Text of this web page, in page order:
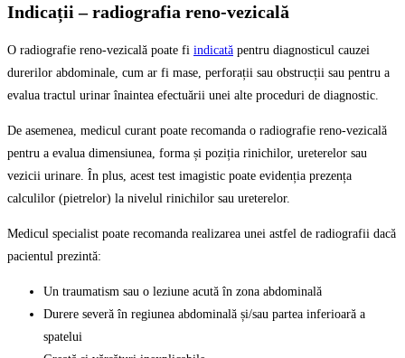
Indicații – radiografia reno-vezicală
O radiografie reno-vezicală poate fi indicată pentru diagnosticul cauzei
durerilor abdominale, cum ar fi mase, perforații sau obstrucții sau pentru a
evalua tractul urinar înaintea efectuării unei alte proceduri de diagnostic.
De asemenea, medicul curant poate recomanda o radiografie reno-vezicală
pentru a evalua dimensiunea, forma și poziția rinichilor, ureterelor sau
vezicii urinare. În plus, acest test imagistic poate evidenția prezența
calculilor (pietrelor) la nivelul rinichilor sau ureterelor.
Medicul specialist poate recomanda realizarea unei astfel de radiografii dacă
pacientul prezintă:
Un traumatism sau o leziune acută în zona abdominală
Durere severă în regiunea abdominală și/sau partea inferioară a
spatelui